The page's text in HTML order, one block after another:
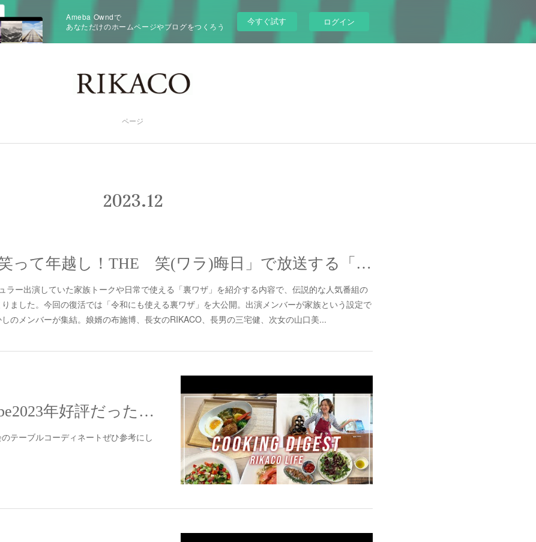
Ameba Owndで
あなただけのホームページやブログをつくろう
今すぐ試す ログイン
ページ
2023.12
【O.A情報】「笑って年越し！THE 笑(ワラ)晦日」で放送する「復活！伊東家の食卓」出演します
ラー出演していた家族トークや日常で使える「裏ワザ」を紹介する内容で、伝説的な人気番組の
ました。今回の復活では「令和にも使える裏ワザ」を大公開。出演メンバーが家族という設定で
のメンバーが集結。娘婿の布施博、長女のRIKACO、長男の三宅健、次女の山口美...
【配信】YouTube2023年好評だったお料理動画をまとめました〜
テーブルコーディネートぜひ参考にし